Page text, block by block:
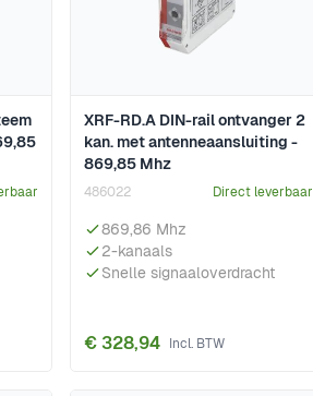
XRF-RD.A DIN-rail ontvanger 2
kan. met antenneaansluiting -
869,85 Mhz
486022 Direct leverbaar
869,86 Mhz
2-kanaals
Snelle signaaloverdracht
€ 328,94